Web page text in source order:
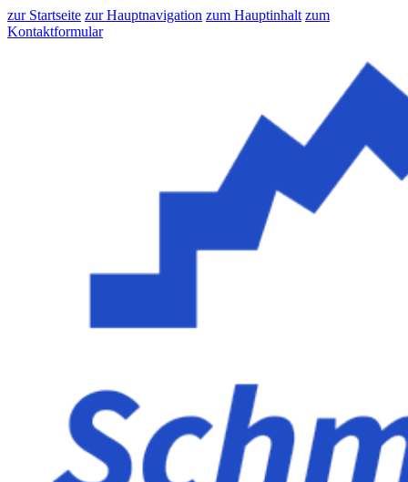
zur Startseite zur Hauptnavigation zum Hauptinhalt zum
Kontaktformular